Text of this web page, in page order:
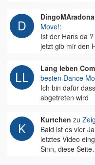
DingoMAradona
Move!:
Ist der Hans da
jetzt gib mir den
Lang leben
besten Dance
Ich bin dafür
abgetreten wird
Kurtchen zu
Bald ist es vier
letztes Video
Sinn, diese